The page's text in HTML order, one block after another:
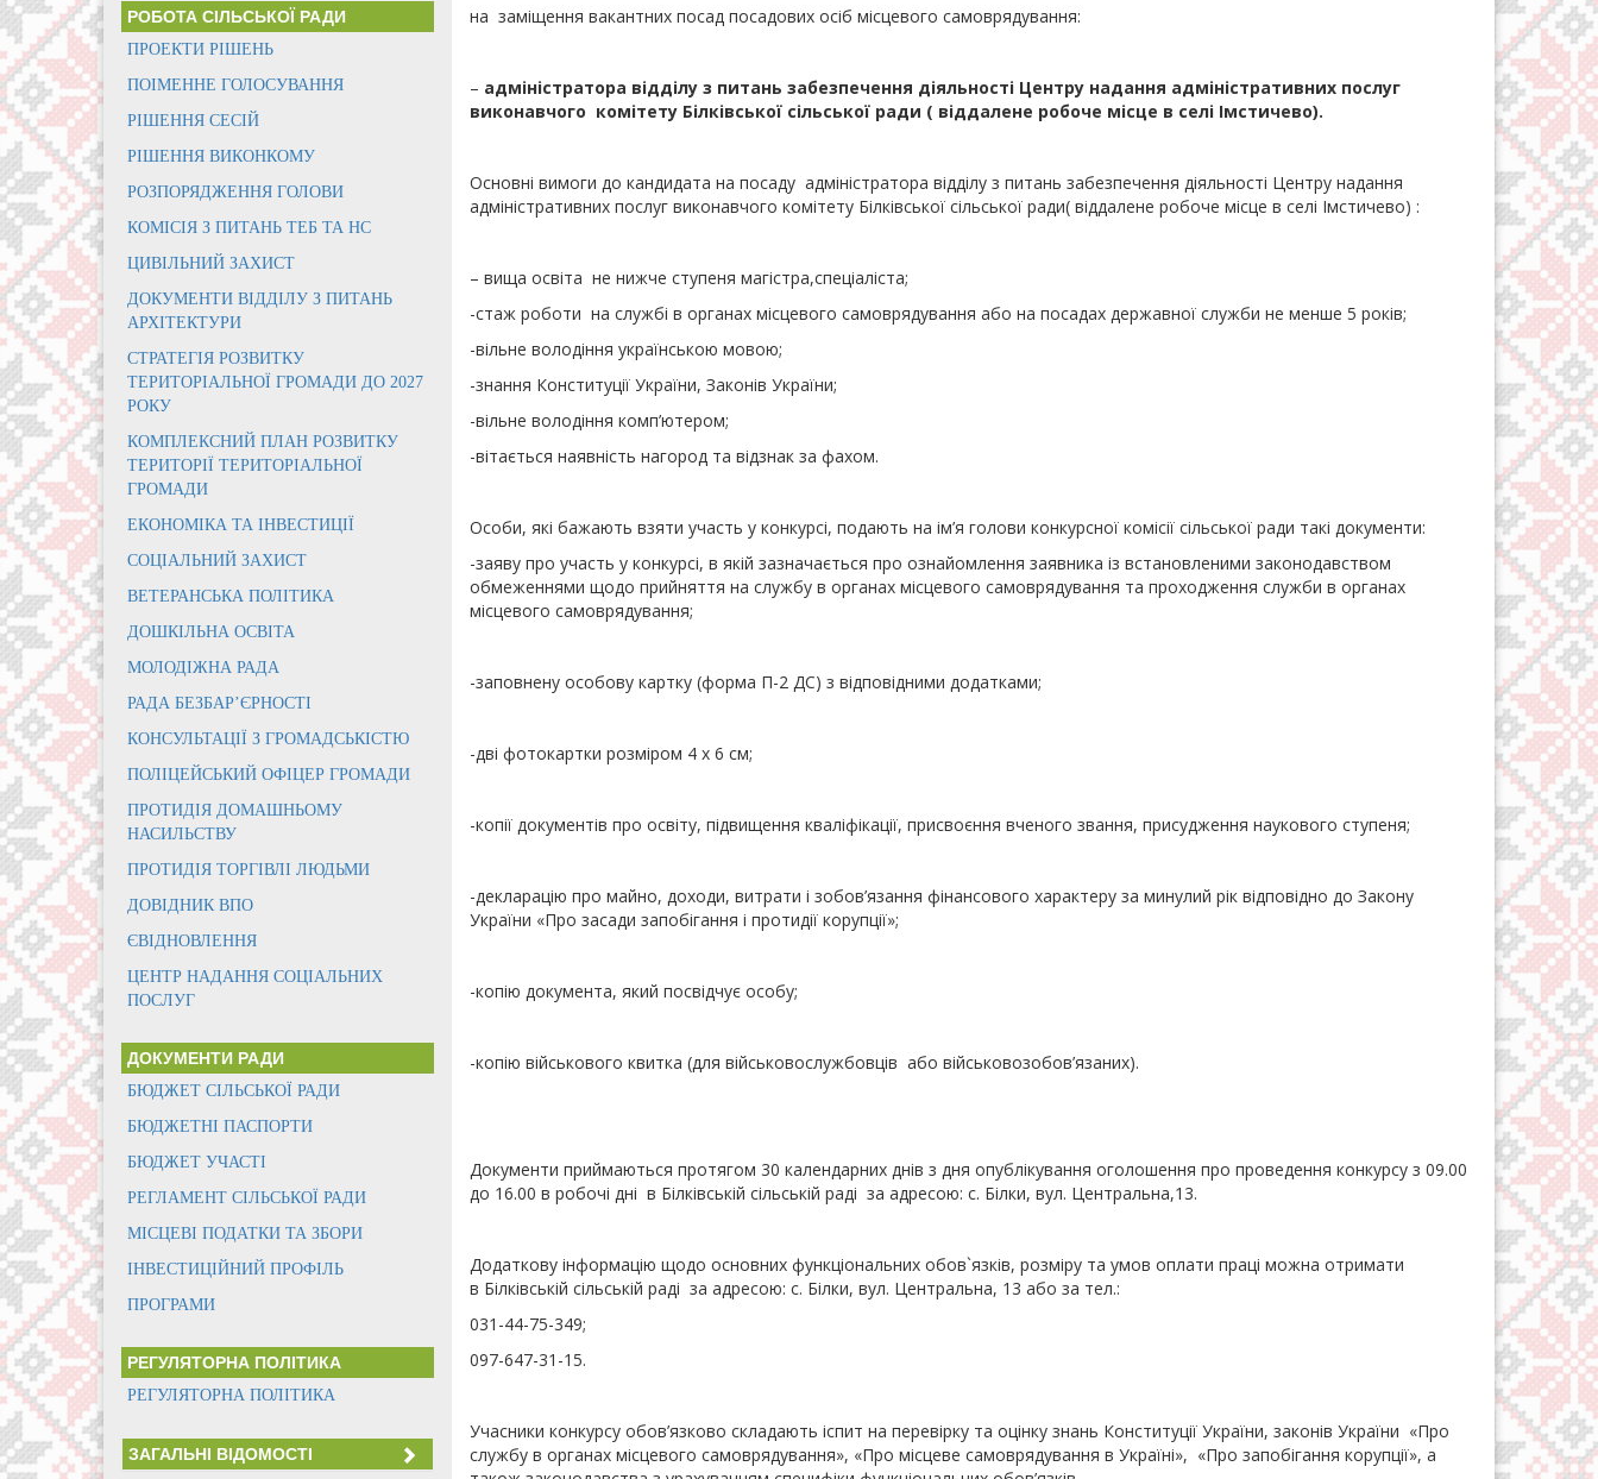
РОБОТА СІЛЬСЬКОЇ РАДИ
ПРОЕКТИ РІШЕНЬ
ПОІМЕННЕ ГОЛОСУВАННЯ
РІШЕННЯ СЕСІЙ
РІШЕННЯ ВИКОНКОМУ
РОЗПОРЯДЖЕННЯ ГОЛОВИ
КОМІСІЯ З ПИТАНЬ ТЕБ ТА НС
ЦИВІЛЬНИЙ ЗАХИСТ
ДОКУМЕНТИ ВІДДІЛУ З ПИТАНЬ
АРХІТЕКТУРИ
СТРАТЕГІЯ РОЗВИТКУ
ТЕРИТОРІАЛЬНОЇ ГРОМАДИ ДО 2027
РОКУ
КОМПЛЕКСНИЙ ПЛАН РОЗВИТКУ
ТЕРИТОРІЇ ТЕРИТОРІАЛЬНОЇ
ГРОМАДИ
ЕКОНОМІКА ТА ІНВЕСТИЦІЇ
СОЦІАЛЬНИЙ ЗАХИСТ
ВЕТЕРАНСЬКА ПОЛІТИКА
ДОШКІЛЬНА ОСВІТА
МОЛОДІЖНА РАДА
РАДА БЕЗБАР’ЄРНОСТІ
КОНСУЛЬТАЦІЇ З ГРОМАДСЬКІСТЮ
ПОЛІЦЕЙСЬКИЙ ОФІЦЕР ГРОМАДИ
ПРОТИДІЯ ДОМАШНЬОМУ
НАСИЛЬСТВУ
ПРОТИДІЯ ТОРГІВЛІ ЛЮДЬМИ
ДОВІДНИК ВПО
ЄВІДНОВЛЕННЯ
ЦЕНТР НАДАННЯ СОЦІАЛЬНИХ
ПОСЛУГ
ДОКУМЕНТИ РАДИ
БЮДЖЕТ СІЛЬСЬКОЇ РАДИ
БЮДЖЕТНІ ПАСПОРТИ
БЮДЖЕТ УЧАСТІ
РЕГЛАМЕНТ СІЛЬСЬКОЇ РАДИ
МІСЦЕВІ ПОДАТКИ ТА ЗБОРИ
ІНВЕСТИЦІЙНИЙ ПРОФІЛЬ
ПРОГРАМИ
РЕГУЛЯТОРНА ПОЛІТИКА
РЕГУЛЯТОРНА ПОЛІТИКА
ЗАГАЛЬНІ ВІДОМОСТІ
на заміщення вакантних посад посадових осіб місцевого самоврядування:
– адміністратора відділу з питань забезпечення діяльності Центру надання адміністративних послуг
виконавчого комітету Білківської сільської ради ( віддалене робоче місце в селі Імстичево).
Основні вимоги до кандидата на посаду адміністратора відділу з питань забезпечення діяльності Центру надання
адміністративних послуг виконавчого комітету Білківської сільської ради( віддалене робоче місце в селі Імстичево) :
– вища освіта не нижче ступеня магістра,спеціаліста;
-стаж роботи на службі в органах місцевого самоврядування або на посадах державної служби не менше 5 років;
-вільне володіння українською мовою;
-знання Конституції України, Законів України;
-вільне володіння комп’ютером;
-вітається наявність нагород та відзнак за фахом.
Особи, які бажають взяти участь у конкурсі, подають на ім’я голови конкурсної комісії сільської ради такі документи:
-заяву про участь у конкурсі, в якій зазначається про ознайомлення заявника із встановленими законодавством
обмеженнями щодо прийняття на службу в органах місцевого самоврядування та проходження служби в органах
місцевого самоврядування;
-заповнену особову картку (форма П-2 ДС) з відповідними додатками;
-дві фотокартки розміром 4 х 6 см;
-копії документів про освіту, підвищення кваліфікації, присвоєння вченого звання, присудження наукового ступеня;
-декларацію про майно, доходи, витрати і зобов’язання фінансового характеру за минулий рік відповідно до Закону
України «Про засади запобігання і протидії корупції»;
-копію документа, який посвідчує особу;
-копію військового квитка (для військовослужбовців або військовозобов’язаних).
Документи приймаються протягом 30 календарних днів з дня опублікування оголошення про проведення конкурсу з 09.00
до 16.00 в робочі дні в Білківській сільській раді за адресою: с. Білки, вул. Центральна,13.
Додаткову інформацію щодо основних функціональних обов`язків, розміру та умов оплати праці можна отримати
в Білківській сільській раді за адресою: с. Білки, вул. Центральна, 13 або за тел.:
031-44-75-349;
097-647-31-15.
Учасники конкурсу обов’язково складають іспит на перевірку та оцінку знань Конституції України, законів України «Про
службу в органах місцевого самоврядування», «Про місцеве самоврядування в Україні», «Про запобігання корупції», а